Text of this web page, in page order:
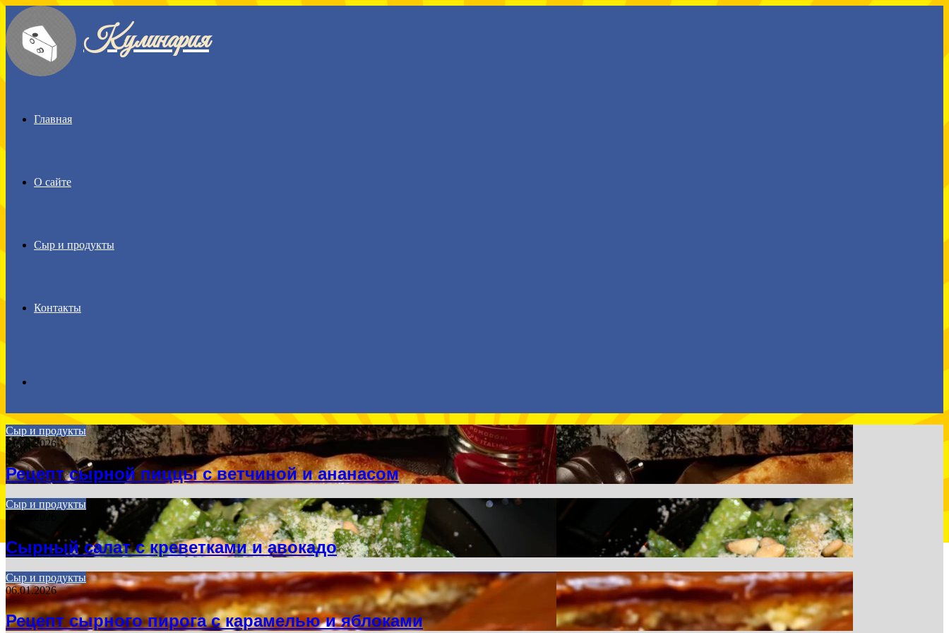
Menu Кулинария
Главная
О сайте
Сыр и продукты
Контакты
for
Сыр и продукты
21.03.2026
Рецепт сырной пиццы с ветчиной и ананасом
Сыр и продукты
Сырный салат с креветками и авокадо
Сыр и продукты
06.01.2026
Рецепт сырного пирога с карамелью и яблоками